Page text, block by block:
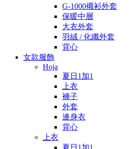
G-1000襯衫外套
保暖中層
大衣外套
羽絨 / 化纖外套
背心
女款服飾
Hoja
夏日1加1
上衣
褲子
外套
連身衣
背心
上衣
夏日1加1